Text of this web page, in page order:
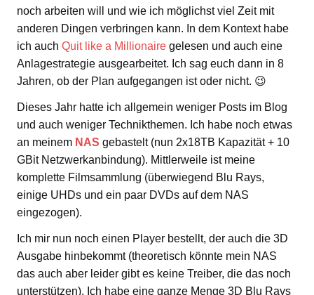
noch arbeiten will und wie ich möglichst viel Zeit mit
anderen Dingen verbringen kann. In dem Kontext habe
ich auch Quit like a Millionaire gelesen und auch eine
Anlagestrategie ausgearbeitet. Ich sag euch dann in 8
Jahren, ob der Plan aufgegangen ist oder nicht. 😉
Dieses Jahr hatte ich allgemein weniger Posts im Blog
und auch weniger Technikthemen. Ich habe noch etwas
an meinem NAS gebastelt (nun 2x18TB Kapazität + 10
GBit Netzwerkanbindung). Mittlerweile ist meine
komplette Filmsammlung (überwiegend Blu Rays,
einige UHDs und ein paar DVDs auf dem NAS
eingezogen).
Ich mir nun noch einen Player bestellt, der auch die 3D
Ausgabe hinbekommt (theoretisch könnte mein NAS
das auch aber leider gibt es keine Treiber, die das noch
unterstützen). Ich habe eine ganze Menge 3D Blu Rays